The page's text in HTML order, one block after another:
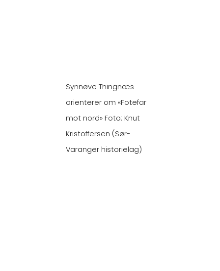
Synnøve Thingnæs
orienterer om «Fotefar
mot nord» Foto: Knut
Kristoffersen (Sør-
Varanger historielag)